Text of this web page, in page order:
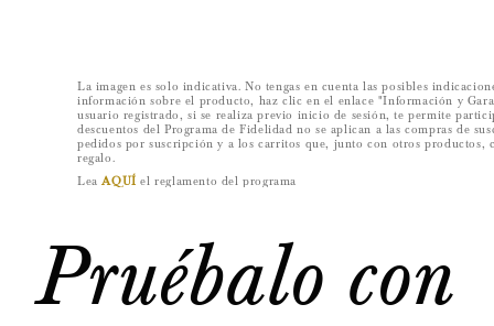
La imagen es solo indicativa. No tengas en cuenta las posibles
información sobre el producto, haz clic en el enlace "Información y
usuario registrado, si se realiza previo inicio de sesión, te permite
descuentos del Programa de Fidelidad no se aplican a las compras de
pedidos por suscripción y a los carritos que, junto con otros productos,
regalo.
Lea AQUÍ el reglamento del programa
Pruébalo con